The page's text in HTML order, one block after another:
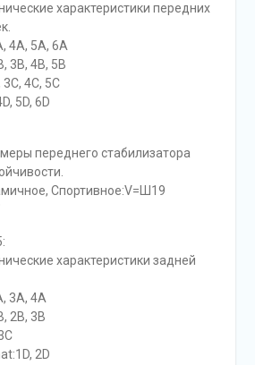
характеристики передних
4A, 5A, 6A
3B, 4B, 5B
4C, 5C
5D, 6D
переднего стабилизатора
Спортивное:V=Ш19
характеристики задней
3A, 4A
2B, 3B
2D